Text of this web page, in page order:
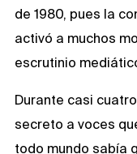
de 1980, pues la
activó a muchos
escrutinio
Durante casi
secreto a voces
todo mundo sabía